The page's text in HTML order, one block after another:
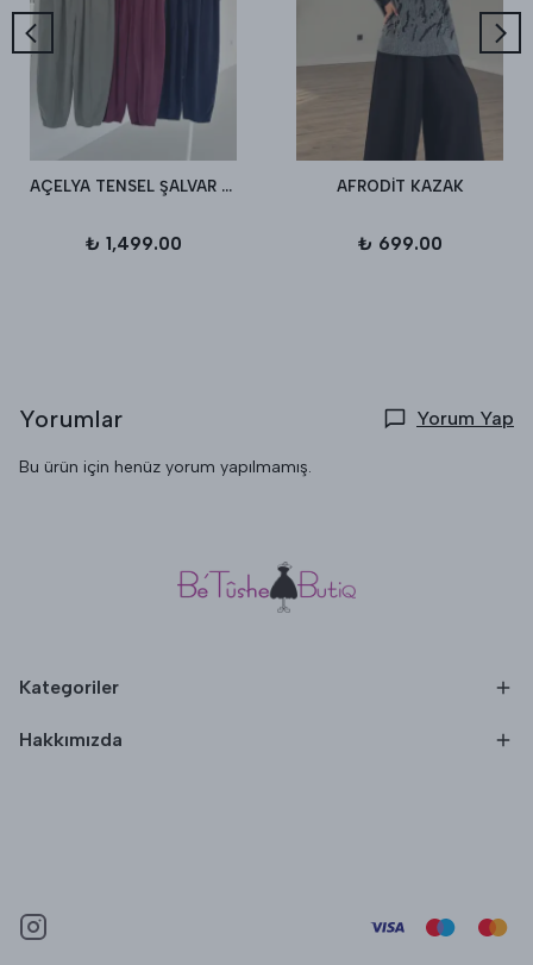
AÇELYA TENSEL ŞALVAR PANTALON
₺ 1,499.00
AFRODİT KAZAK
₺ 699.00
Yorumlar Yorum Yap
Bu ürün için henüz yorum yapılmamış.
Kategoriler
Hakkımızda